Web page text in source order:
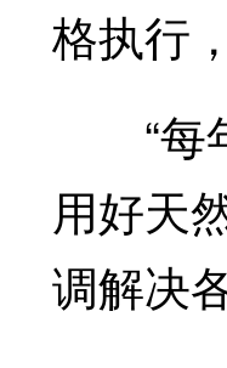
格执行
“每年
用好天
调解决